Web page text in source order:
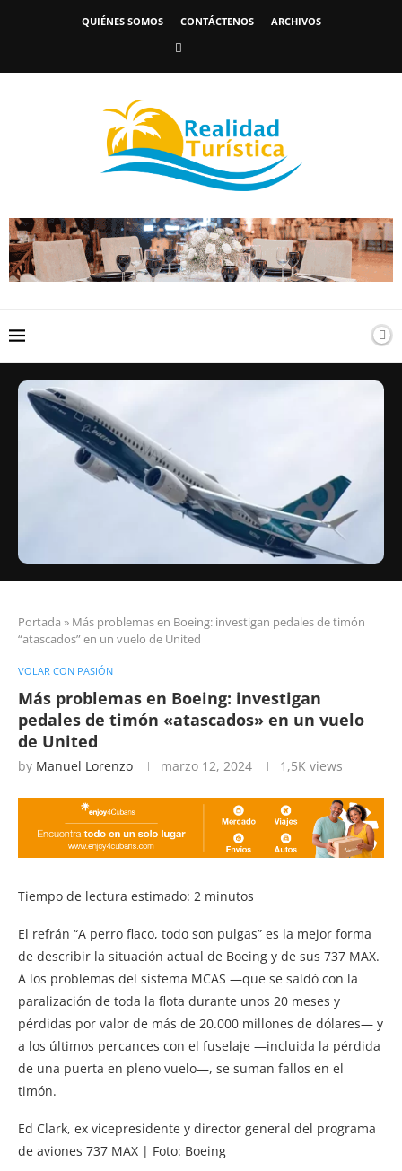
QUIÉNES SOMOS CONTÁCTENOS ARCHIVOS
Portada » Más problemas en Boeing: investigan pedales de timón
“atascados” en un vuelo de United
VOLAR CON PASIÓN
Más problemas en Boeing: investigan
pedales de timón «atascados» en un vuelo
de United
by Manuel Lorenzo marzo 12, 2024 1,5K views
Tiempo de lectura estimado: 2 minutos
El refrán “A perro flaco, todo son pulgas” es la mejor forma
de describir la situación actual de Boeing y de sus 737 MAX.
A los problemas del sistema MCAS —que se saldó con la
paralización de toda la flota durante unos 20 meses y
pérdidas por valor de más de 20.000 millones de dólares— y
a los últimos percances con el fuselaje —incluida la pérdida
de una puerta en pleno vuelo—, se suman fallos en el
timón.
Ed Clark, ex vicepresidente y director general del programa
de aviones 737 MAX | Foto: Boeing